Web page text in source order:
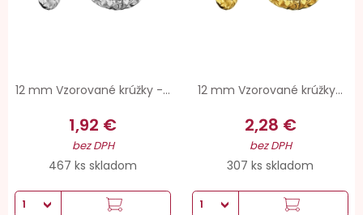
12 mm Vzorované krúžky -...
1,92 €
bez DPH
467 ks skladom
12 mm Vzorované krúžky...
2,28 €
bez DPH
307 ks skladom